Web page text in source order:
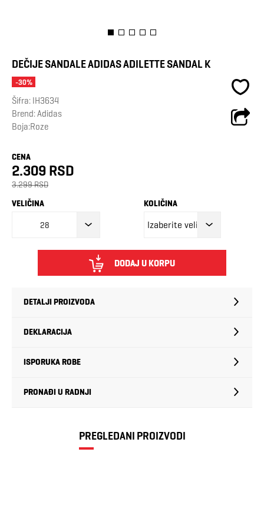
DEČIJE SANDALE ADIDAS ADILETTE SANDAL K
-30%
Šifra: IH3634
Brend:Adidas
Boja:Roze
CENA
2.309 RSD
3.299 RSD
VELIČINA
28
KOLIČINA
DODAJ U KORPU
DETALJI PROIZVODA
DEKLARACIJA
ISPORUKA ROBE
PRONAĐI U RADNJI
PREGLEDANI PROIZVODI